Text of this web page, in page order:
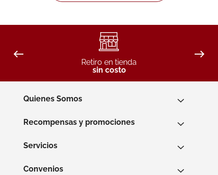
Retiro en tienda
sin costo
Quienes Somos
Recompensas y promociones
Servicios
Convenios